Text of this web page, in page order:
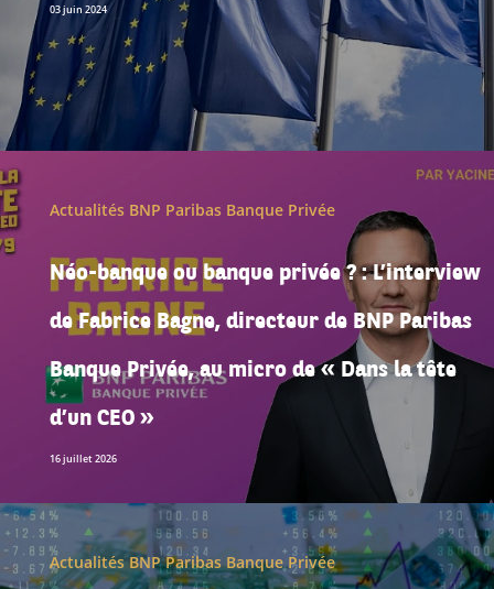
03 juin 2024
Actualités BNP Paribas Banque Privée
Néo-banque ou banque privée ? : L’interview
de Fabrice Bagne, directeur de BNP Paribas
Banque Privée, au micro de « Dans la tête
d’un CEO »
16 juillet 2026
Actualités BNP Paribas Banque Privée